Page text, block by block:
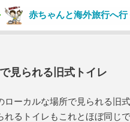
赤ちゃんと海外旅行へ
見られる旧式トイレ
ローカルな場所で見られる旧
れるトイレもこれとほぼ同じ